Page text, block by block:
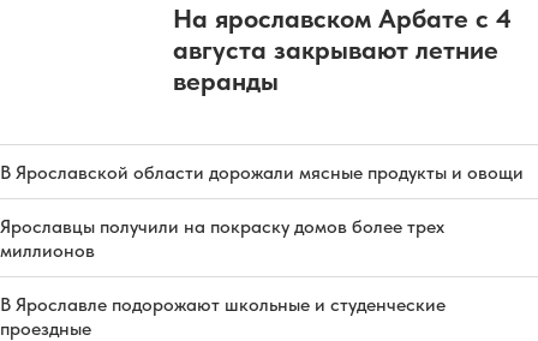
На ярославском Арбате с 4
августа закрывают летние
веранды
В Ярославской области дорожали мясные продукты и овощи
Ярославцы получили на покраску домов более трех
миллионов
В Ярославле подорожают школьные и студенческие
проездные